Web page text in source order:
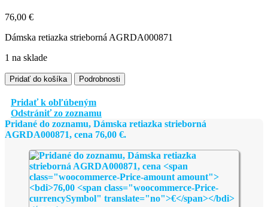
76,00 €
Dámska retiazka strieborná AGRDA000871
1 na sklade
množstvo
Dámska
retiazka
strieborná
AGRDA000871
Pridať do košíka Podrobnosti
Pridať k obľúbeným
Odstrániť zo zoznamu
Pridané do zoznamu, Dámska retiazka strieborná
AGRDA000871, cena 76,00 €.